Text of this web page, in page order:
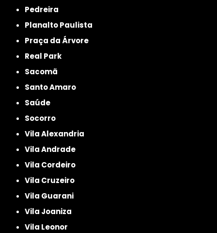
Pedreira
Planalto Paulista
Praça da Árvore
Real Park
Sacomã
Santo Amaro
Saúde
Socorro
Vila Alexandria
Vila Andrade
Vila Cordeiro
Vila Cruzeiro
Vila Guarani
Vila Joaniza
Vila Leonor